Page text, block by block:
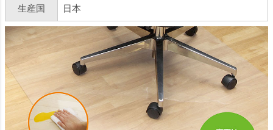
生産国 日本